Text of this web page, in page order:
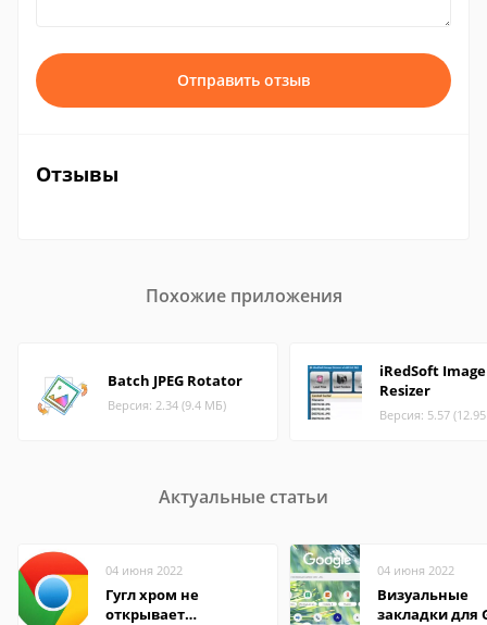
Отправить отзыв
Отзывы
Похожие приложения
Batch JPEG Rotator
Версия: 2.34 (9.4 МБ)
iRedSoft Image
Resizer
Версия: 5.57
Актуальные статьи
04 июня 2022
Гугл хром не
открывает
04 июня 2022
Визуальные
закладки для